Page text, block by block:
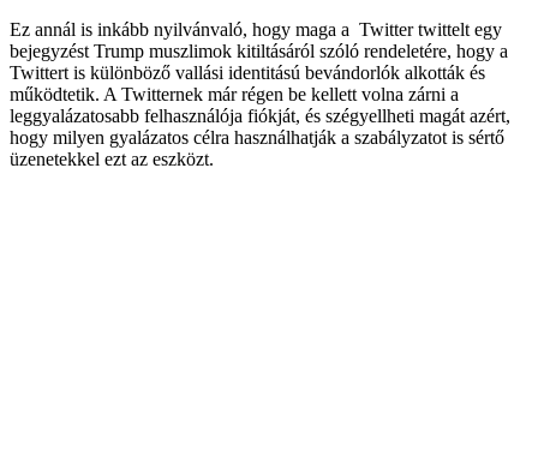
Ez annál is inkább nyilvánvaló, hogy maga a Twitter twittelt egy
bejegyzést Trump muszlimok kitiltásáról szóló rendeletére, hogy a
Twittert is különböző vallási identitású bevándorlók alkották és
működtetik. A Twitternek már régen be kellett volna zárni a
leggyalázatosabb felhasználója fiókját, és szégyellheti magát azért,
hogy milyen gyalázatos célra használhatják a szabályzatot is sértő
üzenetekkel ezt az eszközt.